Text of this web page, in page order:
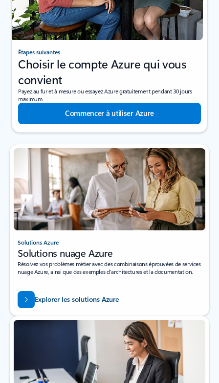
Étapes suivantes
Choisir le compte Azure qui vous
convient
Payez au fur et à mesure ou essayez Azure gratuitement pendant 30 jours
maximum.
Commencer à utiliser Azure
Solutions Azure
Solutions nuage Azure
Résolvez vos problèmes métier avec des combinaisons éprouvées de services
nuage Azure, ainsi que des exemples d’architectures et la documentation.
Explorer les solutions Azure